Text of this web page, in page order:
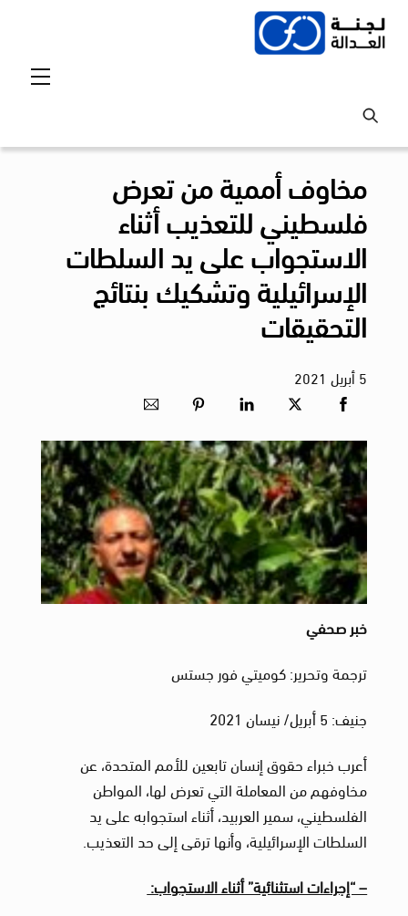
Skip
مخاوف أممية من تعرض
فلسطيني للتعذيب أثناء
الاستجواب على يد السلطات
الإسرائيلية وتشكيك بنتائج
التحقيقات
5أبريل 2021
خبر صحفي
ترجمة وتحرير: كوميتي فور جستس
جنيف: 5 أبريل/ نيسان 2021
أعرب خبراء حقوق إنسان تابعين للأمم المتحدة، عن
مخاوفهم من المعاملة التي تعرض لها، المواطن
الفلسطيني، سمير العربيد، أثناء استجوابه على يد
السلطات الإسرائيلية، وأنها ترقى إلى حد التعذيب.
– “إجراءات استثنائية” أثناء الاستجواب: